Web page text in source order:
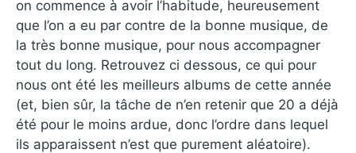
on commence à avoir l’habitude, heureusement
que l’on a eu par contre de la bonne musique, de
la très bonne musique, pour nous accompagner
tout du long. Retrouvez ci dessous, ce qui pour
nous ont été les meilleurs albums de cette année
(et, bien sûr, la tâche de n’en retenir que 20 a déjà
été pour le moins ardue, donc l’ordre dans lequel
ils apparaissent n’est que purement aléatoire).